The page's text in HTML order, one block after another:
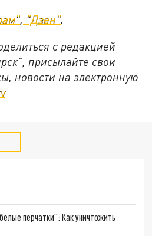
, "Дзен".
с редакцией
присылайте свои
новости на электронную
перчатки": Как уничтожить